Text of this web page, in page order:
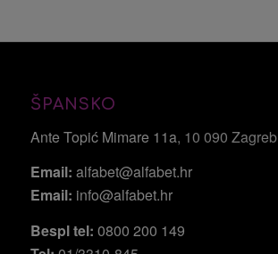
ŠPANSKO
Ante Topić Mimare 11a, 10 090 Zagreb
Email: alfabet@alfabet.hr
Email: info@alfabet.hr
Bespl tel: 0800 200 149